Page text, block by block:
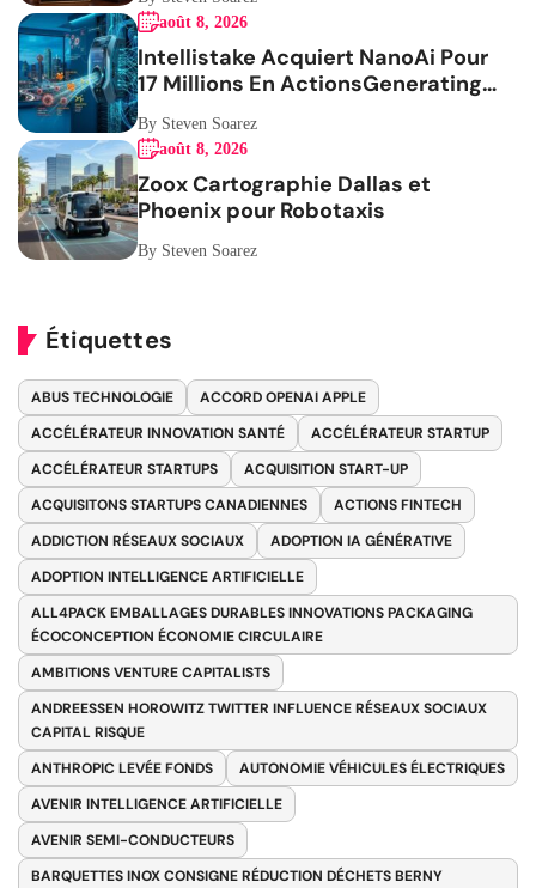
août 8, 2026
Intellistake Acquiert NanoAi Pour
17 Millions En ActionsGenerating
the French blog article
By Steven Soarez
août 8, 2026
Zoox Cartographie Dallas et
Phoenix pour Robotaxis
By Steven Soarez
Étiquettes
ABUS TECHNOLOGIE
ACCORD OPENAI APPLE
ACCÉLÉRATEUR INNOVATION SANTÉ
ACCÉLÉRATEUR STARTUP
ACCÉLÉRATEUR STARTUPS
ACQUISITION START-UP
ACQUISITONS STARTUPS CANADIENNES
ACTIONS FINTECH
ADDICTION RÉSEAUX SOCIAUX
ADOPTION IA GÉNÉRATIVE
ADOPTION INTELLIGENCE ARTIFICIELLE
ALL4PACK EMBALLAGES DURABLES INNOVATIONS PACKAGING
ÉCOCONCEPTION ÉCONOMIE CIRCULAIRE
AMBITIONS VENTURE CAPITALISTS
ANDREESSEN HOROWITZ TWITTER INFLUENCE RÉSEAUX SOCIAUX
CAPITAL RISQUE
ANTHROPIC LEVÉE FONDS
AUTONOMIE VÉHICULES ÉLECTRIQUES
AVENIR INTELLIGENCE ARTIFICIELLE
AVENIR SEMI-CONDUCTEURS
BARQUETTES INOX CONSIGNE RÉDUCTION DÉCHETS BERNY